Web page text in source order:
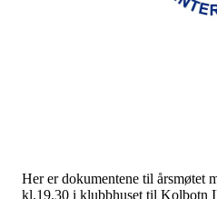
Her er dokumentene til årsmøtet
kl.19.30 i klubbhuset til Kolbotn